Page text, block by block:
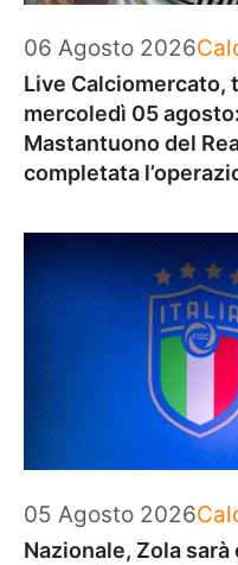
06 Agosto 2026
Live Calciomercato,
mercoledì 05
Mastantuono del
completata
05 Agosto 2026
Nazionale, Zola